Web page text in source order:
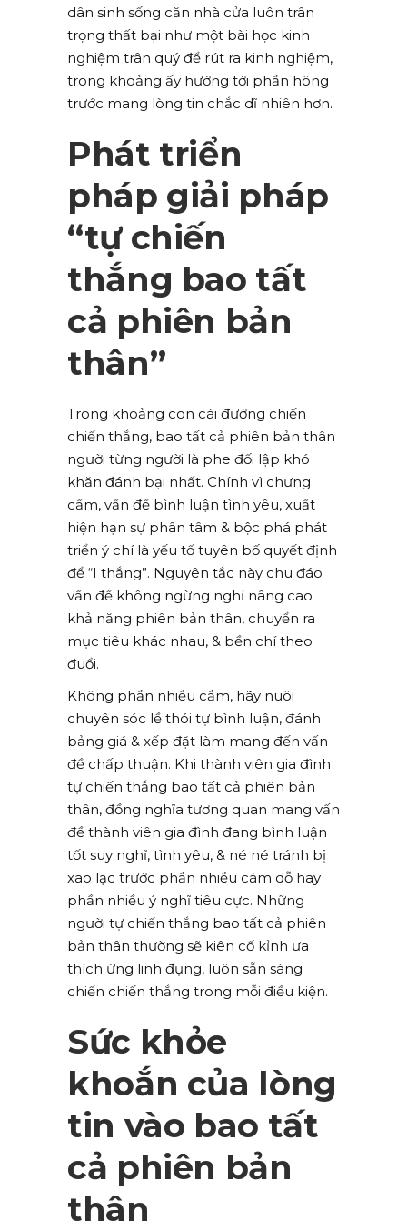
dân sinh sống căn nhà cửa luôn trân
trọng thất bại như một bài học kinh
nghiệm trân quý để rút ra kinh nghiệm,
trong khoảng ấy hướng tới phần hông
trước mang lòng tin chắc dĩ nhiên hơn.
Phát triển
pháp giải pháp
“tự chiến
thắng bao tất
cả phiên bản
thân”
Trong khoảng con cái đường chiến
chiến thắng, bao tất cả phiên bản thân
người từng người là phe đối lập khó
khăn đánh bại nhất. Chính vì chưng
cầm, vấn đề bình luận tình yêu, xuất
hiện hạn sự phân tâm & bộc phá phát
triển ý chí là yếu tố tuyên bố quyết định
để “I thắng”. Nguyên tắc này chu đáo
vấn đề không ngừng nghỉ nâng cao
khả năng phiên bản thân, chuyển ra
mục tiêu khác nhau, & bền chí theo
đuổi.
Không phần nhiều cầm, hãy nuôi
chuyên sóc lề thói tự bình luận, đánh
bảng giá & xếp đặt làm mang đến vấn
đề chấp thuận. Khi thành viên gia đình
tự chiến thắng bao tất cả phiên bản
thân, đồng nghĩa tương quan mang vấn
đề thành viên gia đình đang bình luận
tốt suy nghĩ, tình yêu, & né né tránh bị
xao lạc trước phần nhiều cám dỗ hay
phần nhiều ý nghĩ tiêu cực. Những
người tự chiến thắng bao tất cả phiên
bản thân thường sẽ kiên cố kỉnh ưa
thích ứng linh đụng, luôn sẵn sàng
chiến chiến thắng trong mỗi điều kiện.
Sức khỏe
khoắn của lòng
tin vào bao tất
cả phiên bản
thân